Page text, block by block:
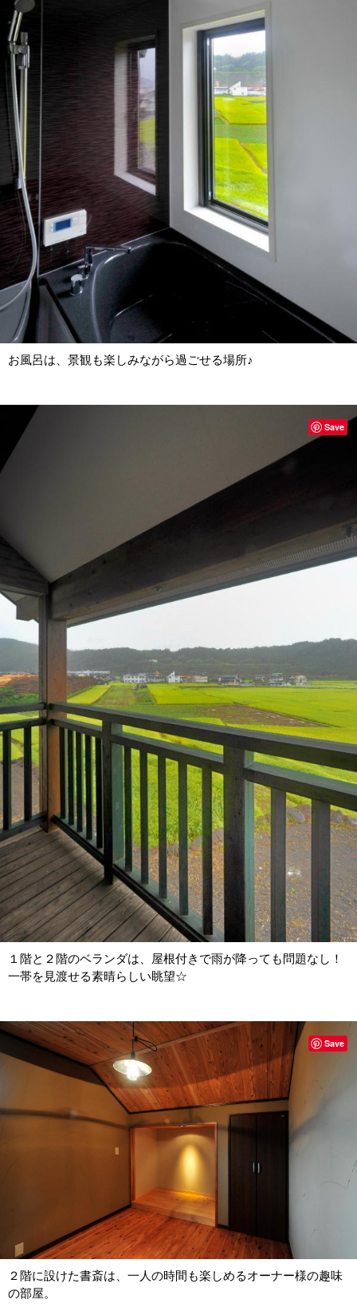
お風呂は、景観も楽しみながら過ごせる場所♪
１階と２階のベランダは、屋根付きで雨が降っても問題なし！
一帯を見渡せる素晴らしい眺望☆
Save
２階に設けた書斎は、一人の時間も楽しめるオーナー様の趣味
の部屋。
Save